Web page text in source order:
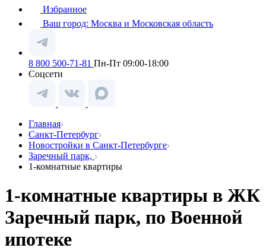
Избранное
Ваш город: Москва и Московская область
8 800 500-71-81 Пн-Пт 09:00-18:00
Соцсети
Главная
Санкт-Петербург
Новостройки в Санкт-Петербурге
Заречный парк,
1-комнатные квартиры
1-комнатные квартиры в ЖК
Заречный парк, по Военной
ипотеке